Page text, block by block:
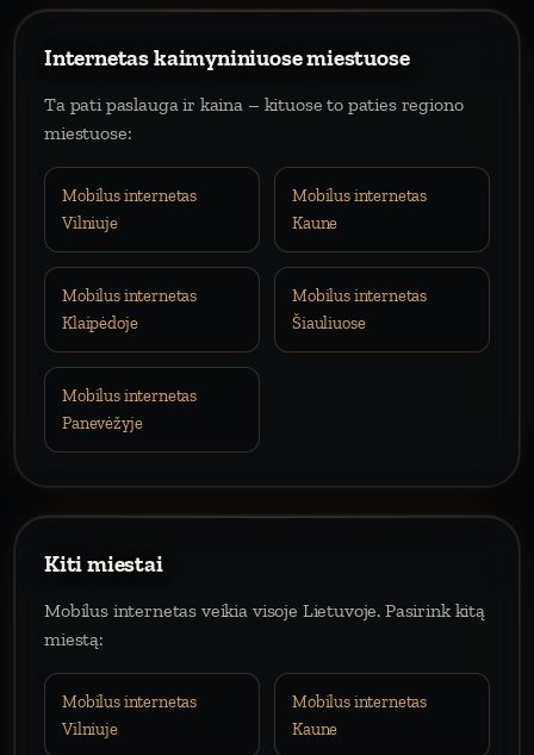
Internetas kaimyniniuose miestuose
Ta pati paslauga ir kaina – kituose to paties regiono
miestuose:
Mobilus internetas
Vilniuje
Mobilus internetas
Kaune
Mobilus internetas
Klaipėdoje
Mobilus internetas
Šiauliuose
Mobilus internetas
Panevėžyje
Kiti miestai
Mobilus internetas veikia visoje Lietuvoje. Pasirink kitą
miestą:
Mobilus internetas
Vilniuje
Mobilus internetas
Kaune